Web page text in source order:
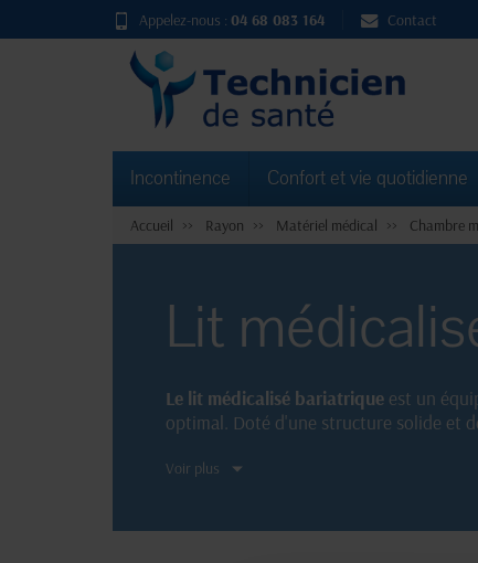
Appelez-nous : 04 68 083 164 Contact
Incontinence Confort et vie quotidienne
Accueil Rayon Matériel médical Chambre
Lit
Le lit médicalisé bariatrique est un
optimal. Doté d'une structure solide et
Découvrez notre sélection de lits
Voir plus